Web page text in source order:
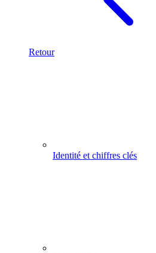
Retour
Identité et chiffres clés